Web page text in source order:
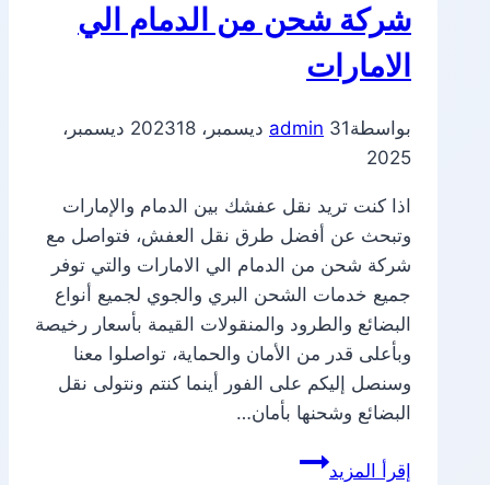
شركة شحن من الدمام الي
الامارات
بواسطة admin 31 ديسمبر، 2023
18 ديسمبر،
2025
اذا كنت تريد نقل عفشك بين الدمام والإمارات
وتبحث عن أفضل طرق نقل العفش، فتواصل مع
شركة شحن من الدمام الي الامارات والتي توفر
جميع خدمات الشحن البري والجوي لجميع أنواع
البضائع والطرود والمنقولات القيمة بأسعار رخيصة
وبأعلى قدر من الأمان والحماية، تواصلوا معنا
وسنصل إليكم على الفور أينما كنتم ونتولى نقل
البضائع وشحنها بأمان…
إقرأ المزيدشركة